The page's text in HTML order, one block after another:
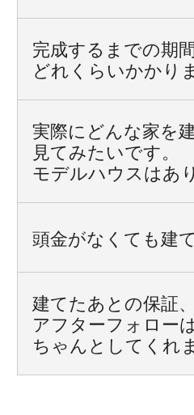
完成するまでの期
どれくらいかかり
実際にどんな家を
見てみたいです。
モデルハウスはあ
頭金がなくても建
建てたあとの保証、
アフターフォロー
ちゃんとしてくれ